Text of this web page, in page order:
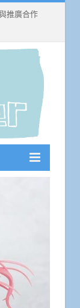
推廣合作